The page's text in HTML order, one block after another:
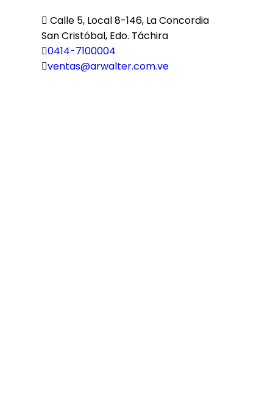
Calle 5, Local 8-146, La Concordia
San Cristóbal, Edo. Táchira
0414-7100004
ventas@arwalter.com.ve